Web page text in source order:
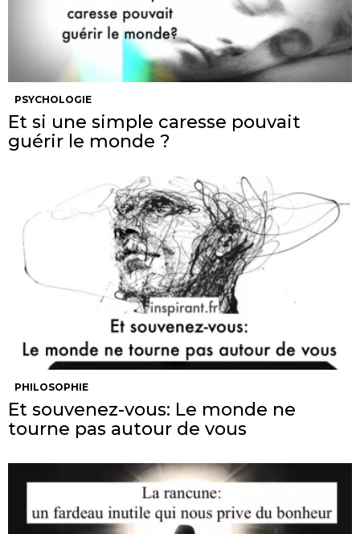
PSYCHOLOGIE
Et si une simple caresse pouvait
guérir le monde ?
PHILOSOPHIE
Et souvenez-vous: Le monde ne
tourne pas autour de vous